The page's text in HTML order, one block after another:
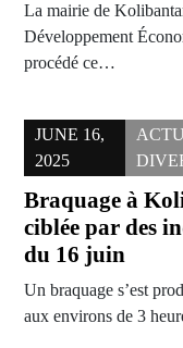
La mairie de
Développement
procédé ce…
JUNE 16,
2025
Braquage à
ciblée par des
du 16 juin
Un braquage s’est
aux environs de 3